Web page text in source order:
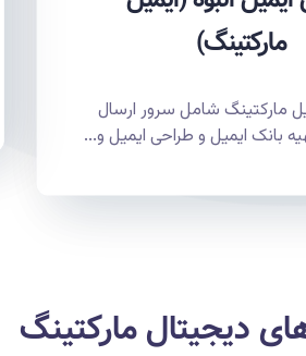
مارکتینگ)
مارکتینگ شامل سرور ارسال
بانک ایمیل و طراحی ایمیل و...
دیجیتال مارکتینگ